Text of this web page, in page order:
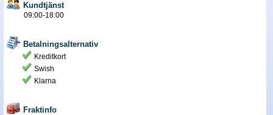
Glasögon
Tillverkare - linser
Linstillbehör
Nyheter - linser
Kundtjänst
09:00-18:00
Betalningsalternativ
Kreditkort
Swish
Klarna
Fraktinfo